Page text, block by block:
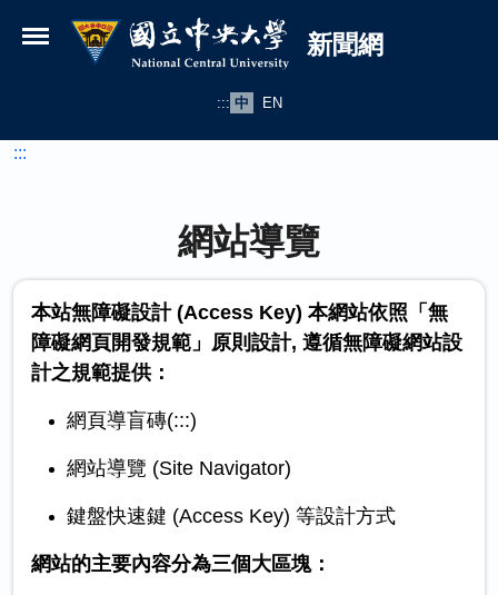
國立中央大學新聞網
新聞網
::: 中 EN
:::
網站導覽
本站無障礙設計 (Access Key) 本網站依照「無
障礙網頁開發規範」原則設計, 遵循無障礙網站設
計之規範提供：
網頁導盲磚(:::)
網站導覽 (Site Navigator)
鍵盤快速鍵 (Access Key) 等設計方式
網站的主要內容分為三個大區塊：